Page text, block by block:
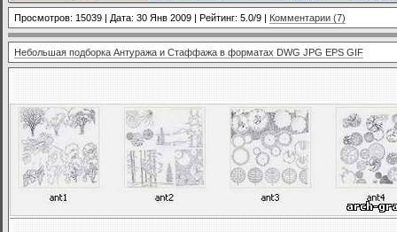
Просмотров: 15039 | Дата: 30 Янв 2009 | Рейтинг: 5.0/9 | Комментарии (7)
Небольшая подборка Антуража и Стаффажа в форматах DWG JPG EPS GIF